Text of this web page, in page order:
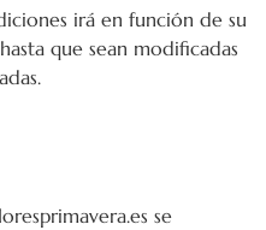
irá en función de su
que sean modificadas
se